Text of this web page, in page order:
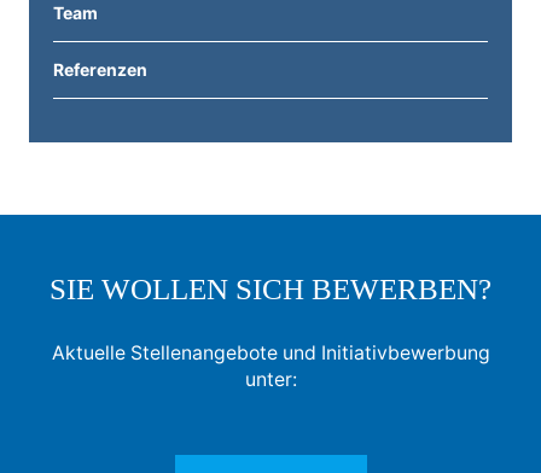
Team
Referenzen
SIE WOLLEN SICH BEWERBEN?
Aktuelle Stellenangebote und Initiativbewerbung
unter: